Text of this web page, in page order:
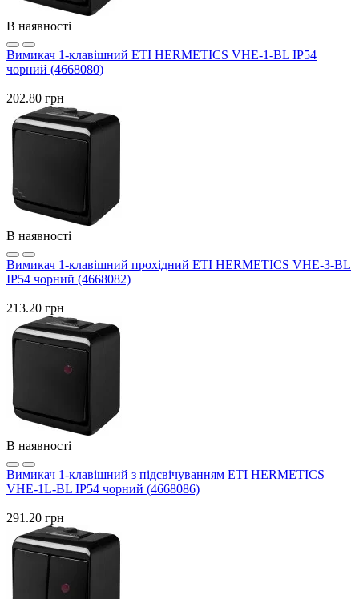
В наявності
Вимикач 1-клавішний ETI HERMETICS VHE-1-BL IP54
чорний (4668080)
202.80 грн
В наявності
Вимикач 1-клавішний прохідний ETI HERMETICS VHE-3-BL
IP54 чорний (4668082)
213.20 грн
В наявності
Вимикач 1-клавішний з підсвічуванням ETI HERMETICS
VHE-1L-BL IP54 чорний (4668086)
291.20 грн